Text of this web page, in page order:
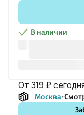
В наличии
от 319 ₽
Москва